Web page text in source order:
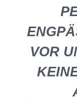
VOR